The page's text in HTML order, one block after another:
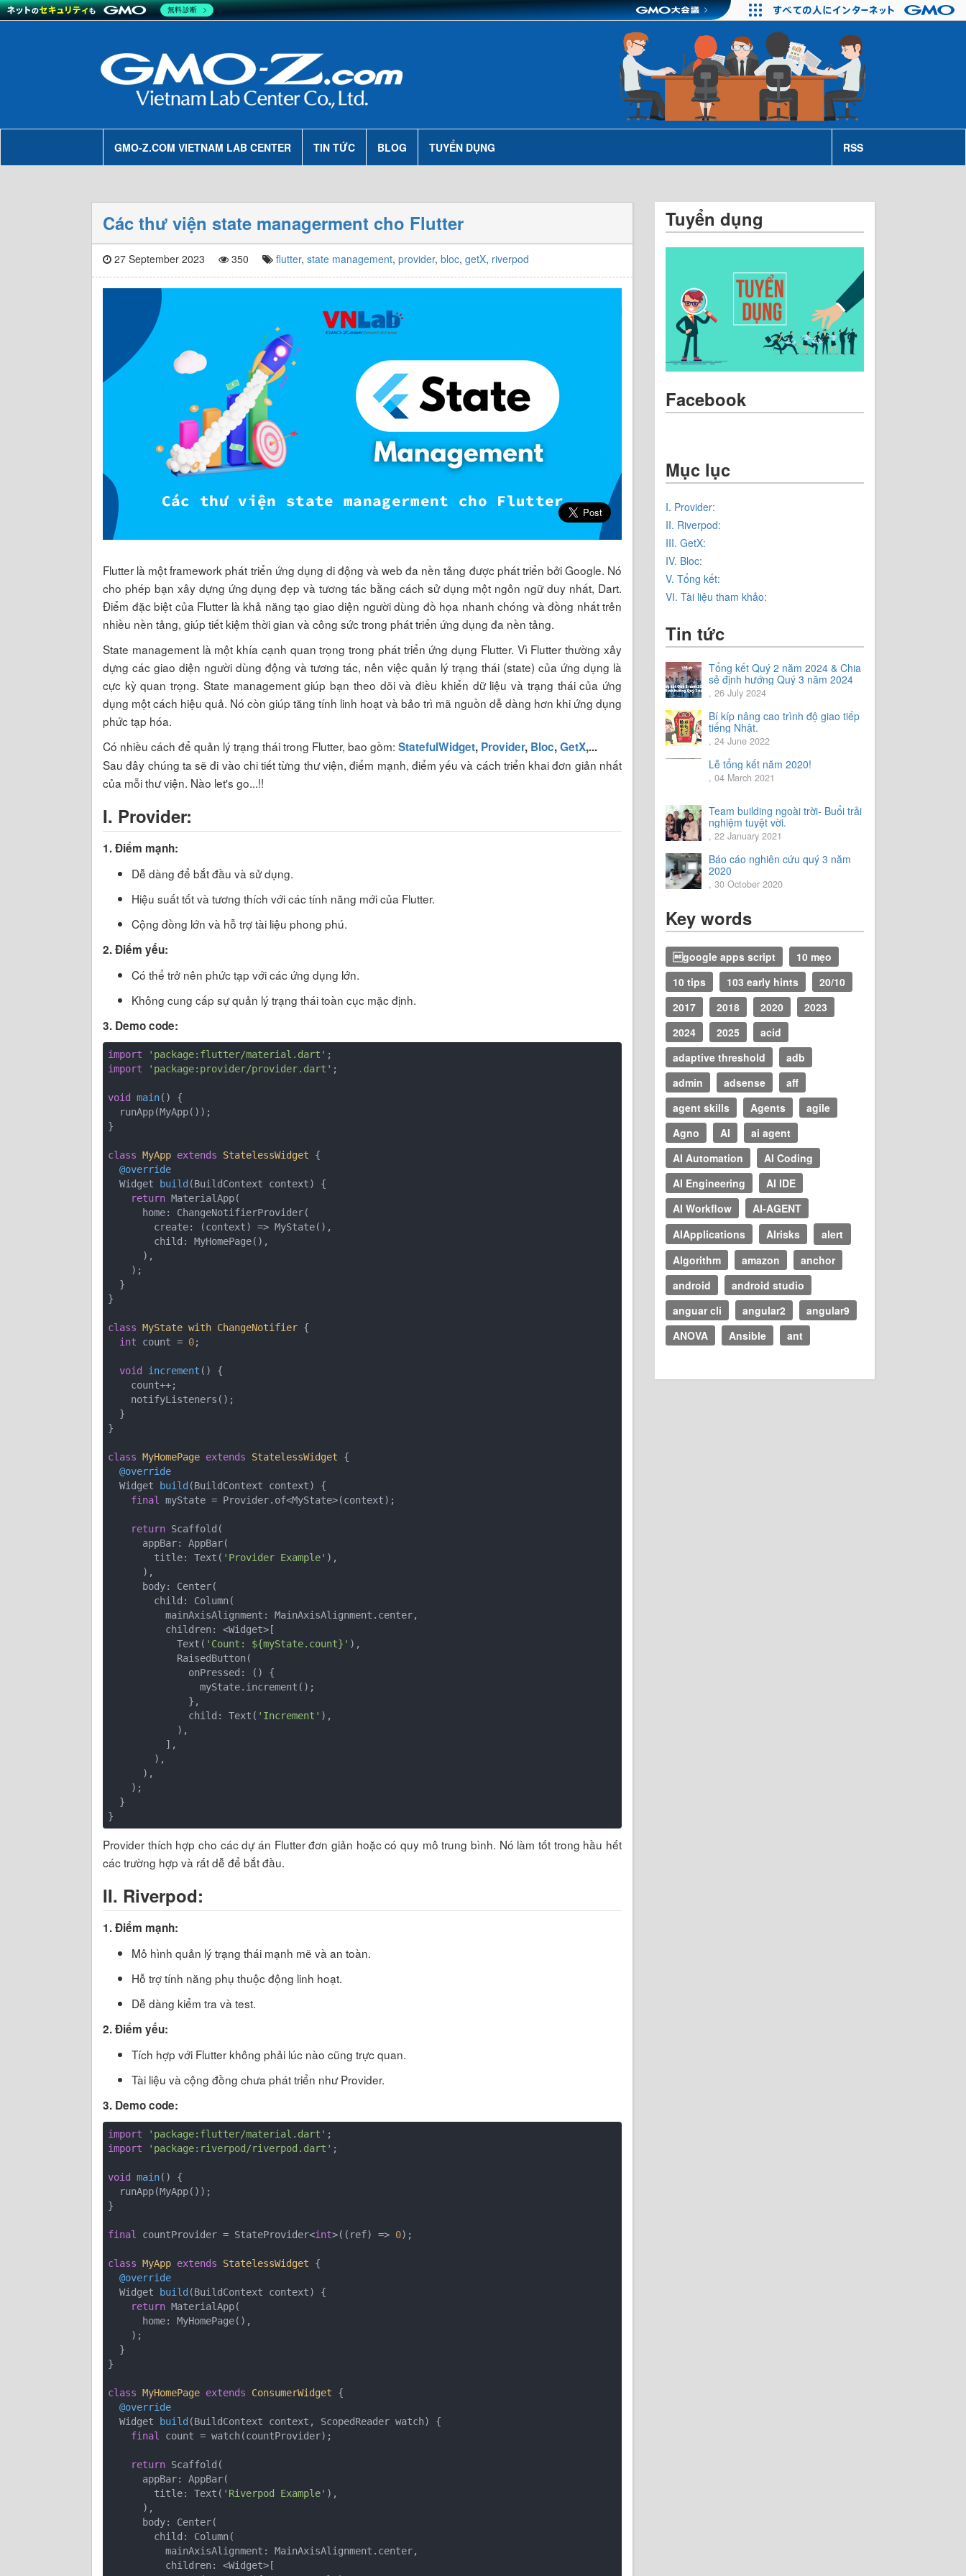
GMO-Z.COM VIETNAM LAB CENTER TIN TỨC BLOG TUYỂN DỤNG RSS
Các thư viện state managerment cho Flutter
27 September 2023 350 flutter, state management, provider, bloc, getX, riverpod
Flutter là một framework phát triển ứng dụng di động và web đa nền tảng được phát triển bởi Google. Nó
cho phép bạn xây dựng ứng dụng đẹp và tương tác bằng cách sử dụng một ngôn ngữ duy nhất, Dart.
Điểm đặc biệt của Flutter là khả năng tạo giao diện người dùng đồ họa nhanh chóng và đồng nhất trên
nhiều nền tảng, giúp tiết kiệm thời gian và công sức trong phát triển ứng dụng đa nền tảng.
State management là một khía cạnh quan trọng trong phát triển ứng dụng Flutter. Vì Flutter thường xây
dựng các giao diện người dùng động và tương tác, nên việc quản lý trạng thái (state) của ứng dụng là
cực kỳ quan trọng. State management giúp bạn theo dõi và điều khiển dữ liệu và trạng thái của ứng
dụng một cách hiệu quả. Nó còn giúp tăng tính linh hoạt và bảo trì mã nguồn dễ dàng hơn khi ứng dụng
phức tạp hóa.
Có nhiều cách để quản lý trạng thái trong Flutter, bao gồm: StatefulWidget, Provider, Bloc,GetX,...
Sau đây chúng ta sẽ đi vào chi tiết từng thư viện, điểm mạnh, điểm yếu và cách triển khai đơn giản nhất
của mỗi thư viện. Nào let's go...!!
I. Provider:
1. Điểm mạnh:
Dễ dàng để bắt đầu và sử dụng.
Hiệu suất tốt và tương thích với các tính năng mới của Flutter.
Cộng đồng lớn và hỗ trợ tài liệu phong phú.
2. Điểm yếu:
Có thể trở nên phức tạp với các ứng dụng lớn.
Không cung cấp sự quản lý trạng thái toàn cục mặc định.
3. Demo code:
import 'package:flutter/material.dart'
import
'package:provider/provider.dart' ;
void main()
{
}
class MyApp extends StatelessWidget
{
@override
Widget
build (BuildContext context)
{
return MaterialApp(
}
class MyState with ChangeNotifier {
int count = 0;
void increment ()
{
}
class MyHomePage extends StatelessWidget
{
@override
Widget
build (BuildContext context)
{
final
myState = Provider.of<MyState>(context);
return Scaffold(
        title: Text(
'Provider Example' ),
          mainAxisAlignment: MainAxisAlignment.center,
            Text(
'Count: ${myState.count}' ),
                myState.increment();
              child: Text(
'Increment' ),
Provider thích hợp cho các dự án Flutter đơn giản hoặc có quy mô trung bình. Nó làm tốt trong hầu hết
các trường hợp và rất dễ để bắt đầu.
II. Riverpod:
1. Điểm mạnh:
Mô hình quản lý trạng thái mạnh mẽ và an toàn.
Hỗ trợ tính năng phụ thuộc động linh hoạt.
Dễ dàng kiểm tra và test.
2. Điểm yếu:
Tích hợp với Flutter không phải lúc nào cũng trực quan.
Tài liệu và cộng đồng chưa phát triển như Provider.
3. Demo code:
import 'package:flutter/material.dart'
import
'package:riverpod/riverpod.dart' ;
void main()
{
}
final countProvider = StateProvider<int>((ref) => 0);
class MyApp extends StatelessWidget
{
@override
Widget
build (BuildContext context)
{
return MaterialApp(
}
class MyHomePage extends ConsumerWidget
{
@override
Widget
build (BuildContext context, ScopedReader watch)
{
final count = watch(countProvider);
return Scaffold(
        title: Text(
'Riverpod Example' ),
          mainAxisAlignment: MainAxisAlignment.center,
Tuyển dụng
Facebook
Mục lục
I. Provider:
II. Riverpod:
III. GetX:
IV. Bloc:
V. Tổng kết:
VI. Tài liệu tham khảo:
Tin tức
Tổng kết Quý 2 năm 2024 & Chia
sẻ định hướng Quý 3 năm 2024
, 26 July 2024
Bí kíp nâng cao trình độ giao tiếp
tiếng Nhật.
, 24 June 2022
Lễ tổng kết năm 2020!
, 04 March 2021
Team building ngoài trời- Buổi trải
nghiệm tuyệt vời.
, 22 January 2021
Báo cáo nghiên cứu quý 3 năm
2020
, 30 October 2020
Key words
google apps script
10 mẹo
10 tips
103 early hints
20/10
2017
2018 2020
2023
2024
2025
acid
adaptive threshold
adb
admin
adsense
aff
agent skills
Agents
agile
Agno
AI
ai agent
AI Automation
AI Coding
AI Engineering
AI IDE
AI Workflow
AI-AGENT
AIApplications
AIrisks
alert
Algorithm
amazon
anchor
android
android studio
anguar cli
angular2
angular9
ANOVA
Ansible ant
無料診断